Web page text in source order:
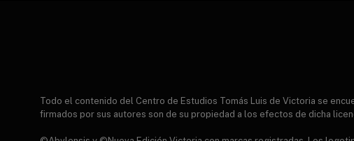
Todo el contenido del Centro de Estudios Tomás Luis de Victoria se
firmados por sus autores son de su propiedad a los efectos de dicha